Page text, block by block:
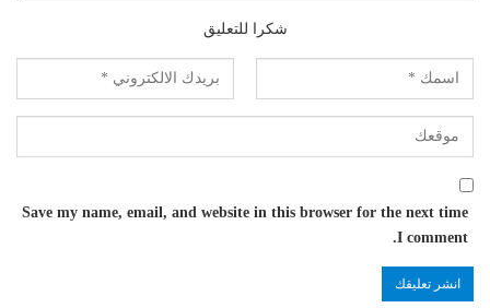
شكرا للتعليق
Save my name, email, and website in this browser for the next time
I comment.